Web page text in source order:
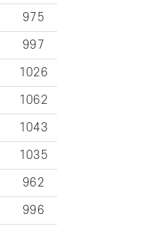
975
997
1026
1062
1043
1035
962
996